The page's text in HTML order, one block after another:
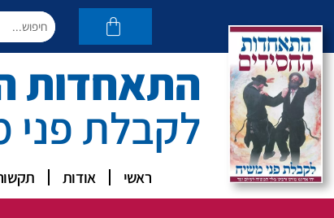
התאחדות
לקבלת פני
ראשי אודות